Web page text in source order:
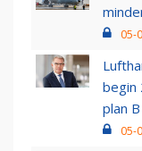
05-
begin
plan B
05-